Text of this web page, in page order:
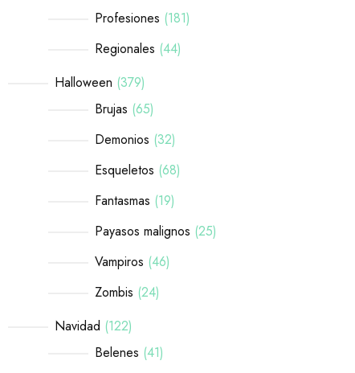
Profesiones 181
Regionales 44
Halloween 379
Brujas 65
Demonios 32
Esqueletos 68
Fantasmas 19
Payasos malignos 25
Vampiros 46
Zombis 24
Navidad 122
Belenes 41